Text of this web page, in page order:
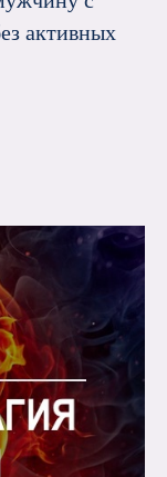
активных